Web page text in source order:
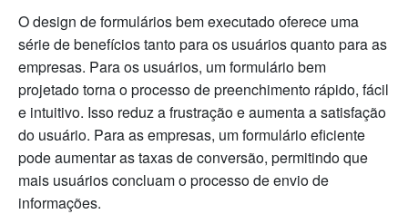
O design de formulários bem executado oferece uma
série de benefícios tanto para os usuários quanto para as
empresas. Para os usuários, um formulário bem
projetado torna o processo de preenchimento rápido, fácil
e intuitivo. Isso reduz a frustração e aumenta a satisfação
do usuário. Para as empresas, um formulário eficiente
pode aumentar as taxas de conversão, permitindo que
mais usuários concluam o processo de envio de
informações.